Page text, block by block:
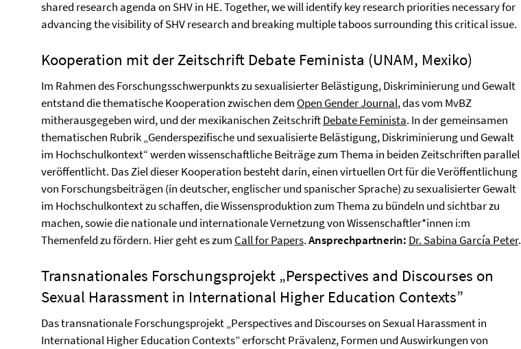
shared research agenda on SHV in HE. Together, we will identify key research priorities necessary for
advancing the visibility of SHV research and breaking multiple taboos surrounding this critical issue.
Kooperation mit der Zeitschrift Debate Feminista (UNAM, Mexiko)
Im Rahmen des Forschungsschwerpunkts zu sexualisierter Belästigung, Diskriminierung und Gewalt
entstand die thematische Kooperation zwischen dem Open Gender Journal, das vom MvBZ
mitherausgegeben wird, und der mexikanischen ZeitschriftDebate Feminista. In der gemeinsamen
thematischen Rubrik „Genderspezifische und sexualisierte Belästigung, Diskriminierung und Gewalt
im Hochschulkontext“ werden wissenschaftliche Beiträge zum Thema in beiden Zeitschriften parallel
veröffentlicht. Das Ziel dieser Kooperation besteht darin, einen virtuellen Ort für die Veröffentlichung
von Forschungsbeiträgen (in deutscher, englischer und spanischer Sprache) zu sexualisierter Gewalt
im Hochschulkontext zu schaffen, die Wissensproduktion zum Thema zu bündeln und sichtbar zu
machen, sowie die nationale und internationale Vernetzung von Wissenschaftler*innen i:m
Themenfeld zu fördern. Hier geht es zum Call for Papers.Ansprechpartnerin: Dr. Sabina García Peter.
Transnationales Forschungsprojekt „Perspectives and Discourses on
Sexual Harassment in International Higher Education Contexts”
Das transnationale Forschungsprojekt „Perspectives and Discourses on Sexual Harassment in
International Higher Education Contexts” erforscht Prävalenz, Formen und Auswirkungen von